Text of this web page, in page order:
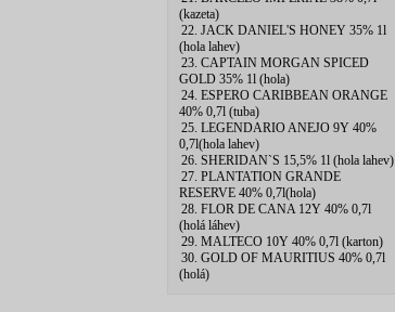
(kazeta)
22. JACK DANIEL'S HONEY 35% 1l
(hola lahev)
23. CAPTAIN MORGAN SPICED
GOLD 35% 1l (hola)
24. ESPERO CARIBBEAN ORANGE
40% 0,7l (tuba)
25. LEGENDARIO ANEJO 9Y 40%
0,7l(hola lahev)
26. SHERIDAN`S 15,5% 1l (hola lahev)
27. PLANTATION GRANDE
RESERVE 40% 0,7l(hola)
28. FLOR DE CANA 12Y 40% 0,7l
(holá láhev)
29. MALTECO 10Y 40% 0,7l (karton)
30. GOLD OF MAURITIUS 40% 0,7l
(holá)